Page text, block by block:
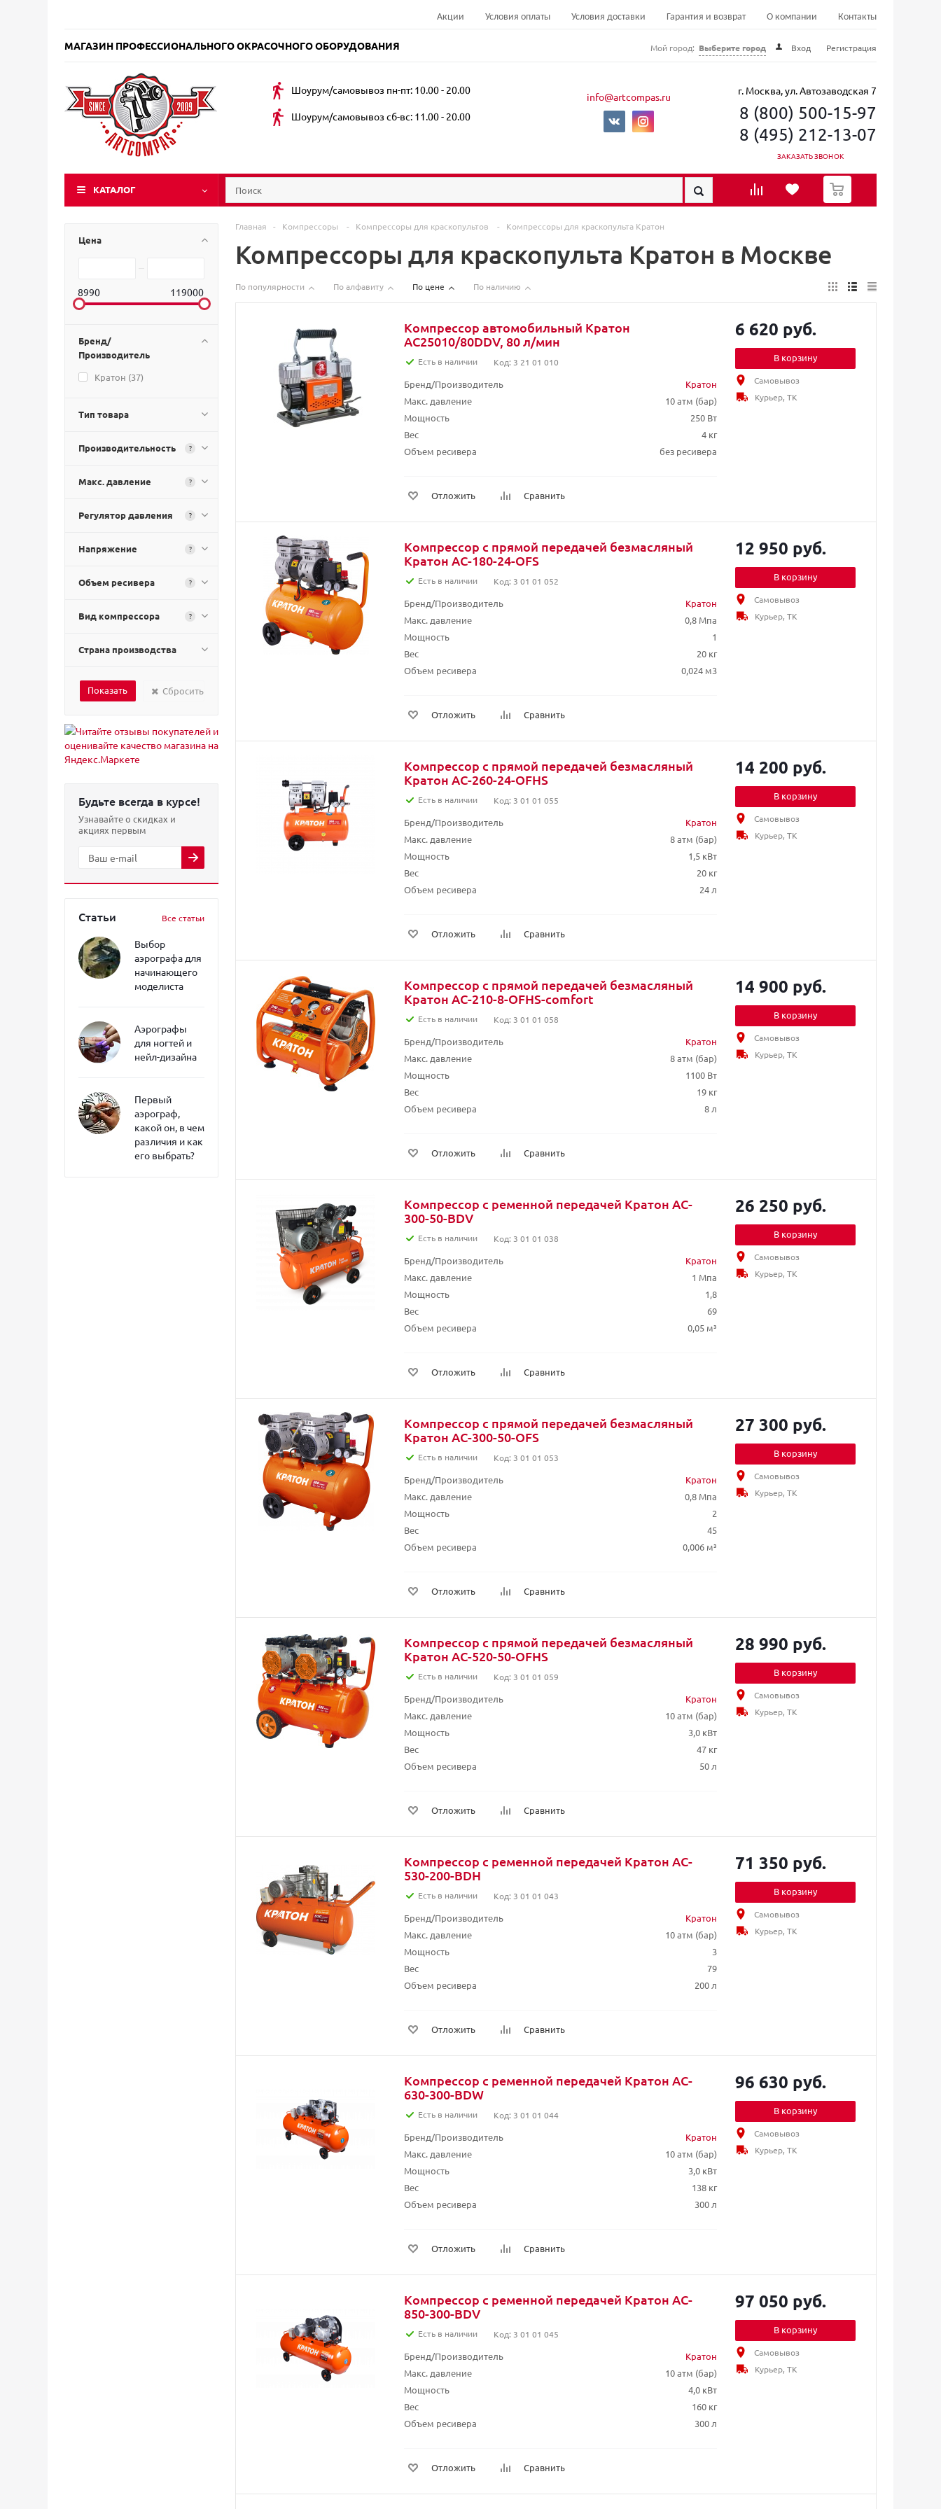
Акции Условия оплаты Условия доставки Гарантия и возврат О компании Контакты
МАГАЗИН ПРОФЕССИОНАЛЬНОГО ОКРАСОЧНОГО ОБОРУДОВАНИЯ Мой город: Выберите город Вход Регистрация
Шоурум/самовывоз пн-пт: 10.00 - 20.00
Шоурум/самовывоз сб-вс: 11.00 - 20.00
info@artcompas.ru г. Москва, ул. Автозаводская 7
8 (800) 500-15-97
8 (495) 212-13-07
ЗАКАЗАТЬ ЗВОНОК
КАТАЛОГ
0
Цена
8990 119000
Бренд/
Производитель
Кратон (37)
Тип товара
Производительность ?
Макс. давление ?
Регулятор давления ?
Напряжение ?
Объем ресивера ?
Вид компрессора ?
Страна производства
Сбросить
Будьте всегда в курсе!
Узнавайте о скидках и
акциях первым
Статьи Все статьи
Выбор
аэрографа для
начинающего
моделиста
Аэрографы
для ногтей и
нейл-дизайна
Первый
аэрограф,
какой он, в чем
различия и как
его выбрать?
Главная - Компрессоры - Компрессоры для краскопультов - Компрессоры для краскопульта Кратон
Компрессоры для краскопульта Кратон в Москве
По популярности По алфавиту По цене По наличию
Компрессор автомобильный Кратон
AC25010/80DDV, 80 л/мин
Есть в наличии Код: 3 21 01 010
Бренд/Производитель
Кратон
Макс. давление
10 атм (бар)
Мощность
250 Вт
Вес
4 кг
Объем ресивера
без ресивера
Отложить Сравнить
6 620 руб.
В корзину
Самовывоз
Курьер, ТК
Компрессор с прямой передачей безмасляный
Кратон AC-180-24-OFS
Есть в наличии Код: 3 01 01 052
Бренд/Производитель
Кратон
Макс. давление
0,8 Мпа
Мощность
1
Вес
20 кг
Объем ресивера
0,024 м3
Отложить Сравнить
12 950 руб.
В корзину
Самовывоз
Курьер, ТК
Компрессор с прямой передачей безмасляный
Кратон AC-260-24-OFHS
Есть в наличии Код: 3 01 01 055
Бренд/Производитель
Кратон
Макс. давление
8 атм (бар)
Мощность
1,5 кВт
Вес
20 кг
Объем ресивера
24 л
Отложить Сравнить
14 200 руб.
В корзину
Самовывоз
Курьер, ТК
Компрессор с прямой передачей безмасляный
Кратон AC-210-8-OFHS-сomfort
Есть в наличии Код: 3 01 01 058
Бренд/Производитель
Кратон
Макс. давление
8 атм (бар)
Мощность
1100 Вт
Вес
19 кг
Объем ресивера
8 л
Отложить Сравнить
14 900 руб.
В корзину
Самовывоз
Курьер, ТК
Компрессор с ременной передачей Кратон AC-
300-50-BDV
Есть в наличии Код: 3 01 01 038
Бренд/Производитель
Кратон
Макс. давление
1 Мпа
Мощность
1,8
Вес
69
Объем ресивера
0,05 м³
Отложить Сравнить
26 250 руб.
В корзину
Самовывоз
Курьер, ТК
Компрессор с прямой передачей безмасляный
Кратон AC-300-50-OFS
Есть в наличии Код: 3 01 01 053
Бренд/Производитель
Кратон
Макс. давление
0,8 Мпа
Мощность
2
Вес
45
Объем ресивера
0,006 м³
Отложить Сравнить
27 300 руб.
В корзину
Самовывоз
Курьер, ТК
Компрессор с прямой передачей безмасляный
Кратон AC-520-50-OFHS
Есть в наличии Код: 3 01 01 059
Бренд/Производитель
Кратон
Макс. давление
10 атм (бар)
Мощность
3,0 кВт
Вес
47 кг
Объем ресивера
50 л
Отложить Сравнить
28 990 руб.
В корзину
Самовывоз
Курьер, ТК
Компрессор с ременной передачей Кратон AC-
530-200-BDH
Есть в наличии Код: 3 01 01 043
Бренд/Производитель
Кратон
Макс. давление
10 атм (бар)
Мощность
3
Вес
79
Объем ресивера
200 л
Отложить Сравнить
71 350 руб.
В корзину
Самовывоз
Курьер, ТК
Компрессор с ременной передачей Кратон AC-
630-300-BDW
Есть в наличии Код: 3 01 01 044
Бренд/Производитель
Кратон
Макс. давление
10 атм (бар)
Мощность
3,0 кВт
Вес
138 кг
Объем ресивера
300 л
Отложить Сравнить
96 630 руб.
В корзину
Самовывоз
Курьер, ТК
Компрессор с ременной передачей Кратон AC-
850-300-BDV
Есть в наличии Код: 3 01 01 045
Бренд/Производитель
Кратон
Макс. давление
10 атм (бар)
Мощность
4,0 кВт
Вес
160 кг
Объем ресивера
300 л
Отложить Сравнить
97 050 руб.
В корзину
Самовывоз
Курьер, ТК